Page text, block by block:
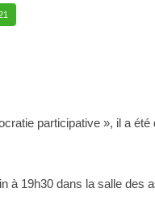
participative », il a
à 19h30 dans la salle des